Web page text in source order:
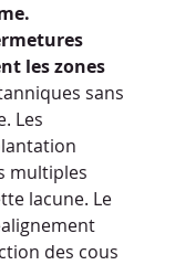
les zones
sans
Les
multiples
lacune. Le
des cous